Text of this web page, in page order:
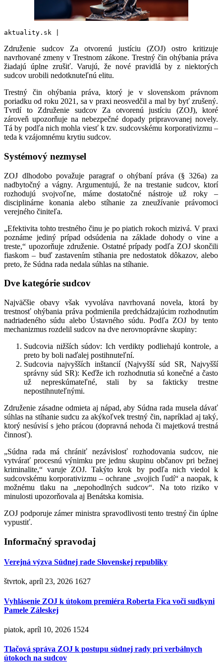
aktuality.sk |
Združenie sudcov Za otvorenú justíciu (ZOJ) ostro kritizuje
navrhované zmeny v Trestnom zákone. Trestný čin ohýbania práva
žiadajú úplne zrušiť. Varujú, že nové pravidlá by z niektorých
sudcov urobili nedotknuteľnú elitu.
Trestný čin ohýbania práva, ktorý je v slovenskom právnom
poriadku od roku 2021, sa v praxi neosvedčil a mal by byť zrušený.
Tvrdí to Združenie sudcov Za otvorenú justíciu (ZOJ), ktoré
zároveň upozorňuje na nebezpečné dopady pripravovanej novely.
Tá by podľa nich mohla viesť k tzv. sudcovskému korporativizmu –
teda k vzájomnému krytiu sudcov.
Systémový nezmysel
ZOJ dlhodobo považuje paragraf o ohýbaní práva (§ 326a) za
nadbytočný a vágny. Argumentujú, že na trestanie sudcov, ktorí
rozhodujú svojvoľne, máme dostatočné nástroje už roky –
disciplinárne konania alebo stíhanie za zneužívanie právomoci
verejného činiteľa.
„Efektivita tohto trestného činu je po piatich rokoch mizivá. V praxi
poznáme jediný prípad odsúdenia na základe dohody o vine a
treste,“ upozorňuje združenie. Ostatné prípady podľa ZOJ skončili
fiaskom – buď zastavením stíhania pre nedostatok dôkazov, alebo
preto, že Súdna rada nedala súhlas na stíhanie.
Dve kategórie sudcov
Najväčšie obavy však vyvoláva navrhovaná novela, ktorá by
trestnosť ohýbania práva podmienila predchádzajúcim rozhodnutím
nadriadeného súdu alebo Ústavného súdu. Podľa ZOJ by tento
mechanizmus rozdelil sudcov na dve nerovnoprávne skupiny:
Sudcovia nižších súdov: Ich verdikty podliehajú kontrole, a
preto by boli naďalej postihnuteľní.
Sudcovia najvyšších inštancií (Najvyšší súd SR, Najvyšší
správny súd SR): Keďže ich rozhodnutia sú konečné a často
už nepreskúmateľné, stali by sa fakticky trestne
nepostihnuteľnými.
Združenie zásadne odmieta aj nápad, aby Súdna rada musela dávať
súhlas na stíhanie sudcu za akýkoľvek trestný čin, napríklad aj taký,
ktorý nesúvisí s jeho prácou (dopravná nehoda či majetková trestná
činnosť).
„Súdna rada má chrániť nezávislosť rozhodovania sudcov, nie
vytvárať procesnú výnimku pre jednu skupinu občanov pri bežnej
kriminalite,“ varuje ZOJ. Takýto krok by podľa nich viedol k
sudcovskému korporativizmu – ochrane „svojich ľudí“ a naopak, k
možnému tlaku na „nepohodlných sudcov“. Na toto riziko v
minulosti upozorňovala aj Benátska komisia.
ZOJ podporuje zámer ministra spravodlivosti tento trestný čin úplne
vypustiť.
Informačný spravodaj
Verejná výzva Súdnej rade Slovenskej republiky
štvrtok, apríl 23, 2026 1627
Vyhlásenie ZOJ k útokom premiéra Roberta Fica voči sudkyni
Pamele Záleskej
piatok, apríl 10, 2026 1524
Tlačová správa ZOJ k postupu súdnej rady pri verbálnych
útokoch na sudcov